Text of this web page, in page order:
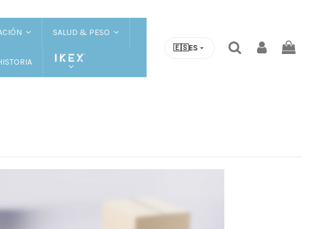
SALUD & PESO
🇪🇸ES